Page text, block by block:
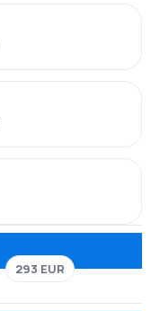
293 EUR